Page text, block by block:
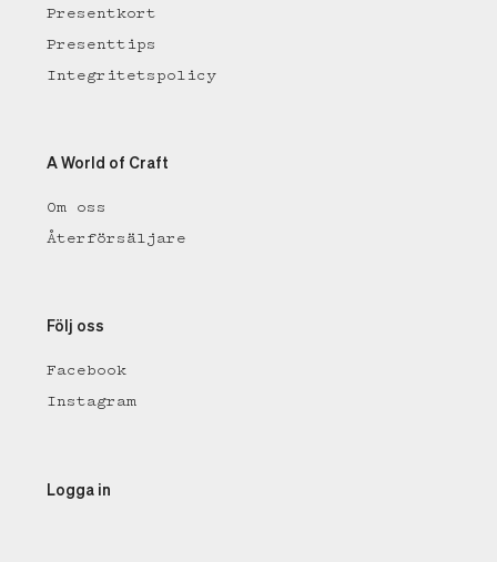
Presentkort
Presenttips
Integritetspolicy
A World of Craft
Om oss
Återförsäljare
Följ oss
Facebook
Instagram
Logga in